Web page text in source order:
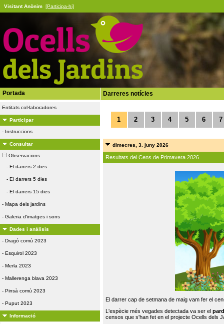
Visitant Anònim [Participa-hi]
Portada
Entitats col·laboradores
Participar
- Instruccions
Consultar
Observacions
- El darrers 2 dies
- El darrers 5 dies
- El darrers 15 dies
- Mapa dels jardins
- Galeria d'imatges i sons
Dades i anàlisis
- Dragó comú 2023
- Esquirol 2023
- Merla 2023
- Mallerenga blava 2023
- Pinsà comú 2023
- Puput 2023
Informació
Darreres notícies
1 2 3 4 5 6 7
dimecres, 3. juny 2026
Resultats del Cens de Primavera 2026
El darrer cap de setmana de maig vam fer el
L'espècie més vegades detectada va ser el
censos que s'han fet en el projecte Ocells dels